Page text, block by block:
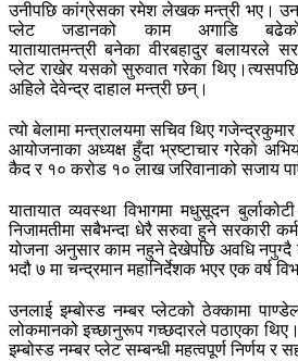
उनीपछि कांग्रेसका रमेश लेखक मन्त्री भए।
प्लेट जडानको काम अगाडि
यातायातमन्त्री बनेका वीरबहादुर बलायरले
प्लेट राखेर यसको सुरुवात गरेका थिए।त्यसपछि
अहिले देवेन्द्र दाहाल मन्त्री छन्।
त्यो बेलामा मन्त्रालयमा सचिव थिए
आयोजनाका अध्यक्ष हुँदा भ्रष्टाचार गरेको
कैद र १० करोड १० लाख जरिवानाको सजाय
यातायात व्यवस्था विभागमा मधुसूदन
निजामतीमा सबैभन्दा धेरै सरुवा हुने सरकारी
योजना अनुसार काम नहुने देखेपछि अवधि नपुग्दै
भदौ ७ मा चन्द्रमान महानिर्देशक भएर एक वर्ष
उनलाई इम्बोस्ड नम्बर प्लेटको ठेक्कामा
लोकमानको इच्छानुरूप गच्छदारले पठाएका
इम्बोस्ड नम्बर प्लेट सम्बन्धी महत्वपूर्ण निर्णय र